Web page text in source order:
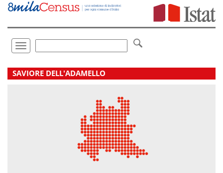
Vai
direttamente
Toggle
navigation
.
SAVIORE DELL'ADAMELLO